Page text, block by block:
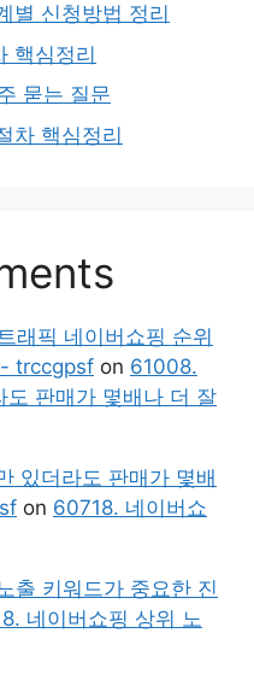
별 신청방법 정리
핵심정리
묻는 질문
차 핵심정리
래픽 네이버쇼핑 순위
- trccgpsf on 61008.
도 판매가 몇배나 더 잘
있더라도 판매가 몇배
on 60718. 네이버쇼
출 키워드가 중요한 진
네이버쇼핑 상위 노